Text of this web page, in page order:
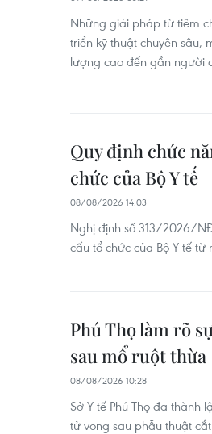
Những giải pháp từ tiêm
triển kỹ thuật chuyên
lượng cao đến gần người
Quy định chức
chức của Bộ Y tế
08/08/2026 14:03
Nghị định số 313/2026/
cấu tổ chức của Bộ Y tế
Phú Thọ làm rõ
sau mổ ruột thừa
08/08/2026 10:28
Sở Y tế Phú Thọ đã
tử vong sau phẫu thuật